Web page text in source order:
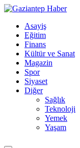
Asayiş
Eğitim
Finans
Kültür ve Sanat
Magazin
Spor
Siyaset
Diğer
Sağlık
Teknoloji
Yemek
Yaşam